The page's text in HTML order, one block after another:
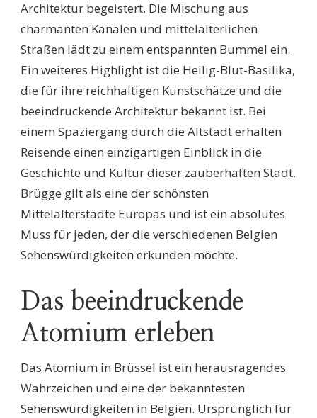
Architektur begeistert. Die Mischung aus
charmanten Kanälen und mittelalterlichen
Straßen lädt zu einem entspannten Bummel ein.
Ein weiteres Highlight ist die Heilig-Blut-Basilika,
die für ihre reichhaltigen Kunstschätze und die
beeindruckende Architektur bekannt ist. Bei
einem Spaziergang durch die Altstadt erhalten
Reisende einen einzigartigen Einblick in die
Geschichte und Kultur dieser zauberhaften Stadt.
Brügge gilt als eine der schönsten
Mittelalterstädte Europas und ist ein absolutes
Muss für jeden, der die verschiedenen Belgien
Sehenswürdigkeiten erkunden möchte.
Das beeindruckende
Atomium erleben
Das Atomium in Brüssel ist ein herausragendes
Wahrzeichen und eine der bekanntesten
Sehenswürdigkeiten in Belgien. Ursprünglich für